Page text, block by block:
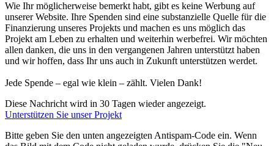
Wie Ihr möglicherweise bemerkt habt, gibt es keine Werbung auf
unserer Website. Ihre Spenden sind eine substanzielle Quelle für die
Finanzierung unseres Projekts und machen es uns möglich das
Projekt am Leben zu erhalten und weiterhin werbefrei. Wir möchten
allen danken, die uns in den vergangenen Jahren unterstützt haben
und wir hoffen, dass Ihr uns auch in Zukunft unterstützen werdet.
Jede Spende – egal wie klein – zählt. Vielen Dank!
Diese Nachricht wird in 30 Tagen wieder angezeigt.
Unterstützen Sie unser Projekt
Bitte geben Sie den unten angezeigten Antispam-Code ein. Wenn